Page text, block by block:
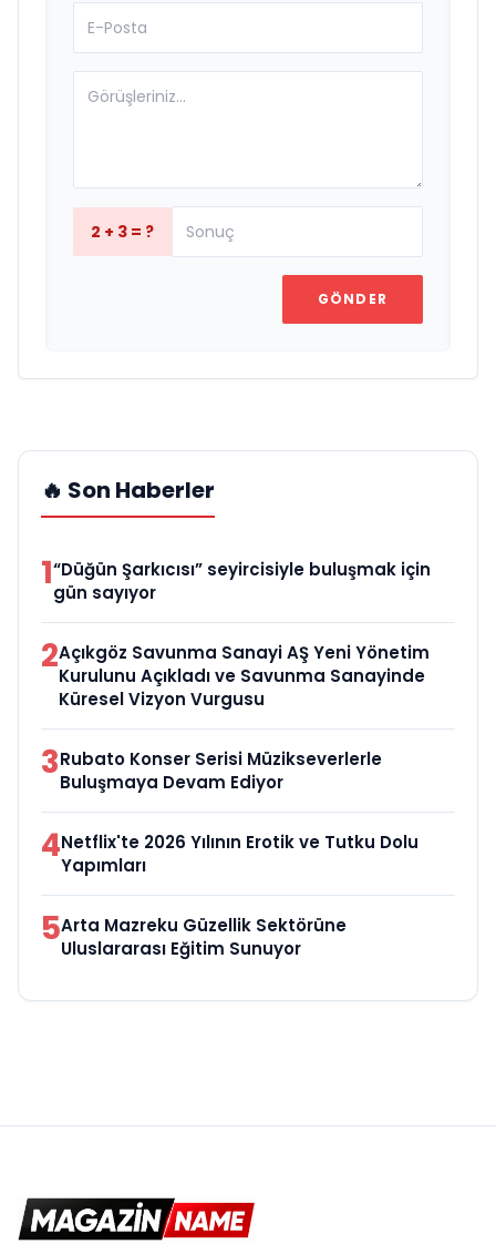
desteklemekten mutluluk duyduklarını
belirterek, Trend Model of Türkiye ve Trend
Model of World organizasyonlarının
atacağına inandıklarını söyledi.
2 + 3 = ?
GÖNDER
🔥 Son Haberler
1“Düğün Şarkıcısı” seyircisiyle buluşmak için
gün sayıyor
2Açıkgöz Savunma Sanayi AŞ Yeni Yönetim
Kurulunu Açıkladı ve Savunma Sanayinde
Küresel Vizyon Vurgusu
3Rubato Konser Serisi Müzikseverlerle
Buluşmaya Devam Ediyor
4Netflix'te 2026 Yılının Erotik ve Tutku Dolu
Yapımları
5Arta Mazreku Güzellik Sektörüne
Uluslararası Eğitim Sunuyor